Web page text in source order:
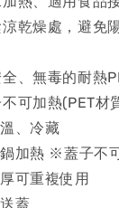
乾燥處，避免
、無毒的耐熱
可加熱(PET材
、冷藏
加熱 ※蓋子不
可重複使用
蓋